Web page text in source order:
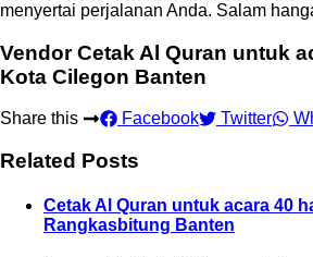
menyertai perjalanan Anda. Salam
Vendor Cetak Al Quran untuk
Kota Cilegon Banten
Share this Facebook Twitter
Related Posts
Cetak Al Quran untuk acara 40
Rangkasbitung Banten